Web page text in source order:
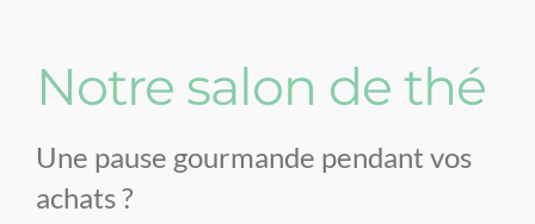
Notre salon de thé
Une pause gourmande pendant vos
achats ?